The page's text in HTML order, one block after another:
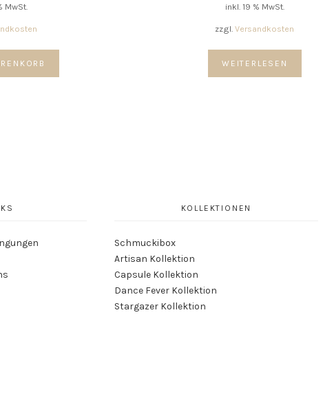
MwSt. inkl. 19 % MwSt.
zzgl.Versandkosten
WEITERLESEN
KOLLEKTIONEN
Schmuckibox
Artisan Kollektion
Capsule Kollektion
Dance Fever Kollektion
Stargazer Kollektion